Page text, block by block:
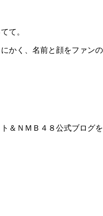
て。
かく、名前と顔をファンの
＆ＮＭＢ４８公式ブログを